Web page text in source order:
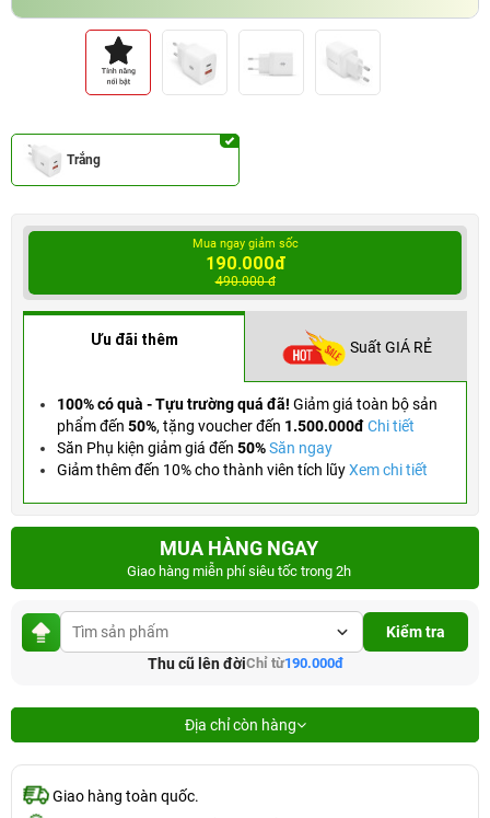
Trắng
Mua ngay giảm sốc
190.000đ
490.000 đ
Ưu đãi thêm Suất GIÁ RẺ
100% có quà - Tựu trường quá đã! Giảm giá toàn bộ sản
phẩm đến 50%, tặng voucher đến 1.500.000đChi tiết
Săn Phụ kiện giảm giá đến 50%Săn ngay
Giảm thêm đến 10% cho thành viên tích lũyXem chi tiết
MUA HÀNG NGAY
Giao hàng miễn phí siêu tốc trong 2h
Kiểm tra
Thu cũ lên đờiChỉ từ190.000đ
Địa chỉ còn hàng
Giao hàng toàn quốc.